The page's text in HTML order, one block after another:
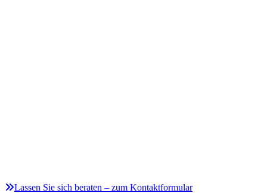
Lassen Sie sich beraten – zum Kontaktformular